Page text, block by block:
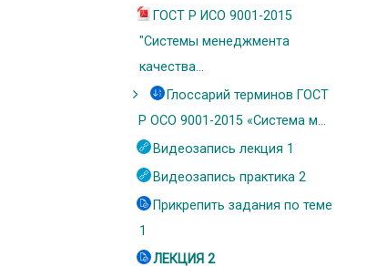
ГОСТ Р ИСО 9001-2015
"Системы менеджмента
качества...
Глоссарий терминов ГОСТ
Р ОСО 9001-2015 «Система м...
Видеозапись лекция 1
Видеозапись практика 2
Прикрепить задания по теме
1
ЛЕКЦИЯ 2